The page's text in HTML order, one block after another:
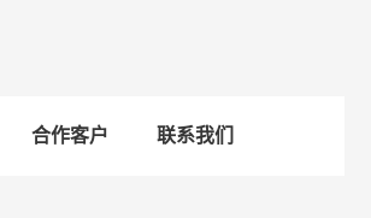
合作客户 联系我们